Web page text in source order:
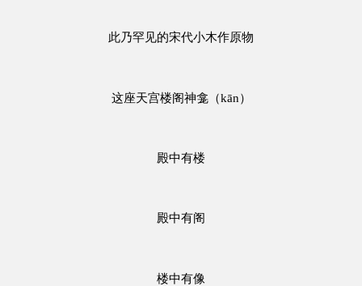
此乃罕见的宋代小木作原物
这座天宫楼阁神龛（kān）
殿中有楼
殿中有阁
楼中有像